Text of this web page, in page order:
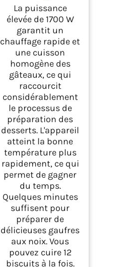
électrique avec
revêtement anti-
adhésif, 1700 W,
Appareil de cuisine -
Machine à noix pour
24 moitiés de noix,
Machine à pâtisserie
pour noix, Gaufrier
pour gaufres de noix
La puissance
élevée de 1700 W
garantit un
chauffage rapide et
une cuisson
homogène des
gâteaux, ce qui
raccourcit
considérablement
le processus de
préparation des
desserts. L'appareil
atteint la bonne
température plus
rapidement, ce qui
permet de gagner
du temps.
Quelques minutes
suffisent pour
préparer de
délicieuses gaufres
aux noix. Vous
pouvez cuire 12
biscuits à la fois.